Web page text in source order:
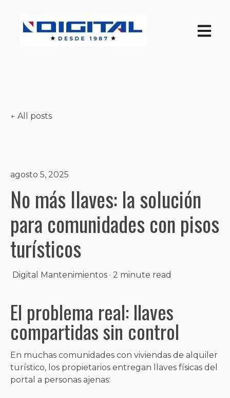
Open
All posts
agosto 5, 2025
No más llaves: la solución
para comunidades con pisos
turísticos
Digital Mantenimientos · 2 minute read
El problema real: llaves
compartidas sin control
En muchas comunidades con viviendas de alquiler
turístico, los propietarios entregan llaves físicas del
portal a personas ajenas: